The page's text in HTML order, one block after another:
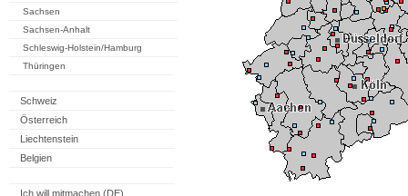
Sachsen
Sachsen-Anhalt
Schleswig-Holstein/Hamburg
Thüringen
Schweiz
Österreich
Liechtenstein
Belgien
Ich will mitmachen (DE)